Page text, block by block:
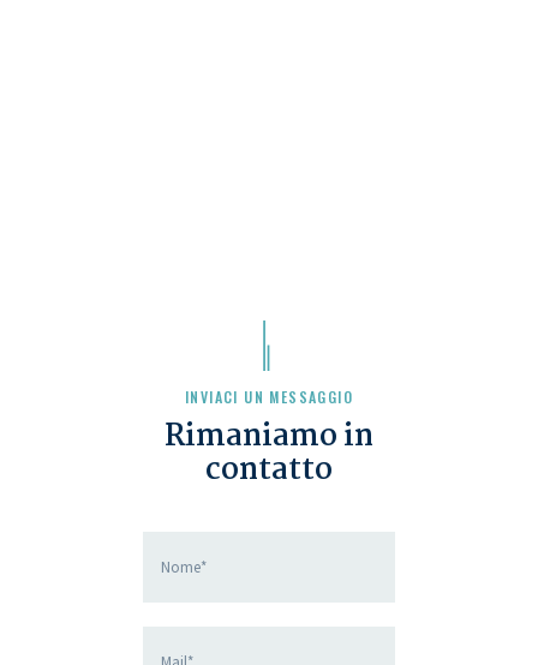
INVIACI UN MESSAGGIO
Rimaniamo in
contatto